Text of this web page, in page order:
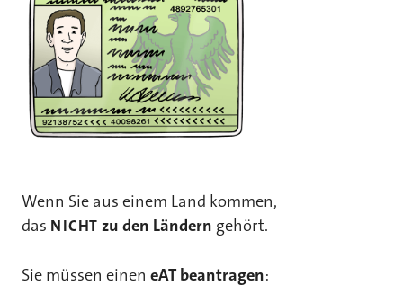
Wenn Sie aus einem Land kommen,
das NICHT zu den Ländern gehört.
Sie müssen einen eAT beantragen: